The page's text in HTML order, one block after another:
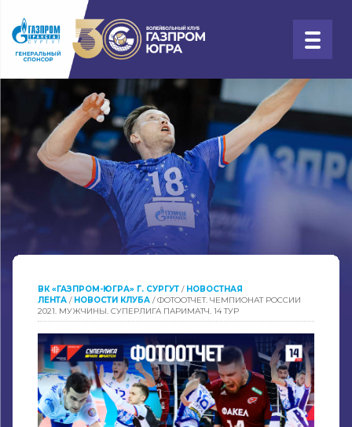
ВК «ГАЗПРОМ-ЮГРА» Г. СУРГУТ / НОВОСТНАЯ
ЛЕНТА / НОВОСТИ КЛУБА /ФОТООТЧЕТ. ЧЕМПИОНАТ РОССИИ
2021. МУЖЧИНЫ. СУПЕРЛИГА ПАРИМАТЧ. 14 ТУР